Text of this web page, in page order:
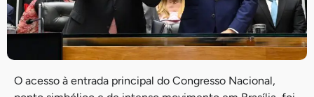
O acesso à entrada principal do Congresso Nacional,